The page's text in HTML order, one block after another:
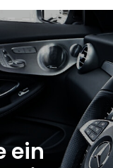
ein